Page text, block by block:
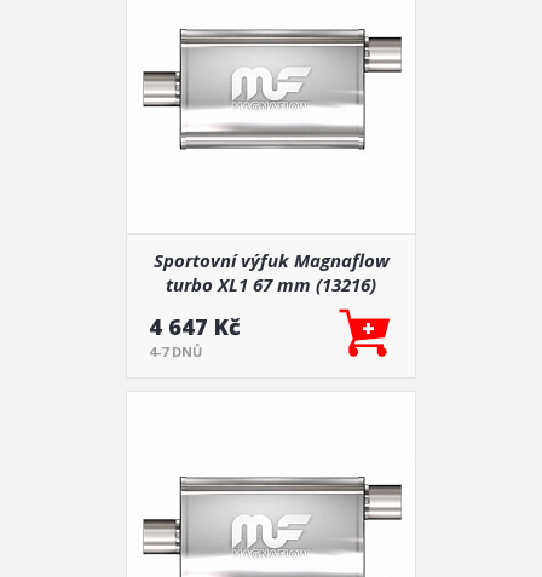
Sportovní výfuk Magnaflow
turbo XL1 67 mm (13216)
4 647 Kč
4-7 DNŮ